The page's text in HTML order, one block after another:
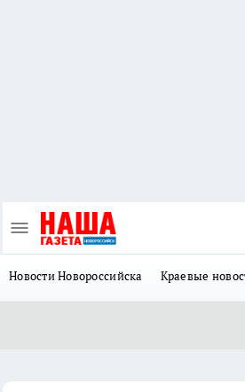
Новости Новороссийска Краевые